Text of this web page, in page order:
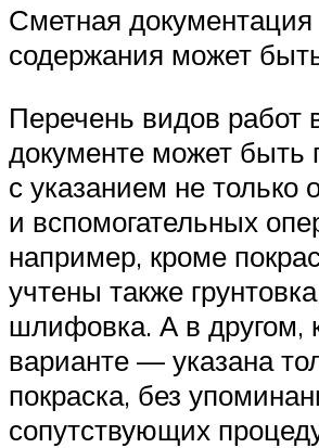
Сметная документация
содержания может
Перечень видов работ
документе может быть
с указанием не только
и вспомогательных
например, кроме
учтены также
шлифовка. А в другом,
варианте — указана
покраска, без
сопутствующих